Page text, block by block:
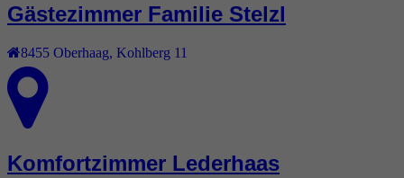
Gästezimmer Familie Stelzl
8455 Oberhaag Kohlberg 11
Komfortzimmer Lederhaas